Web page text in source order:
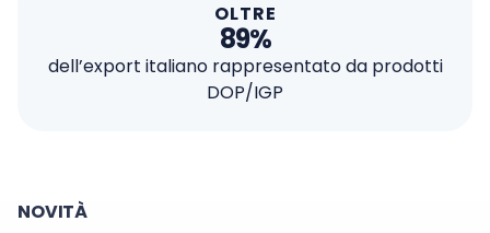
OLTRE
89%
dell’export italiano rappresentato da prodotti
DOP/IGP
NOVITÀ